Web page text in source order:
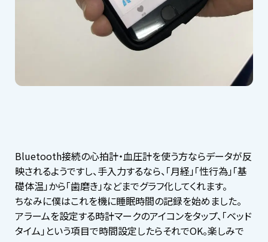
Bluetooth接続の心拍計・血圧計を使う方ならデータが反
映されるようですし、手入力するなら、「月経」「性行為」「基
礎体温」から「歯磨き」などまでグラフ化してくれます。
ちなみに僕はこれを機に睡眠時間の記録を始めました。
アラームを設定する時計マークのアイコンをタップ、「ベッド
タイム」という項目で時間設定したらそれでOK。楽しみで